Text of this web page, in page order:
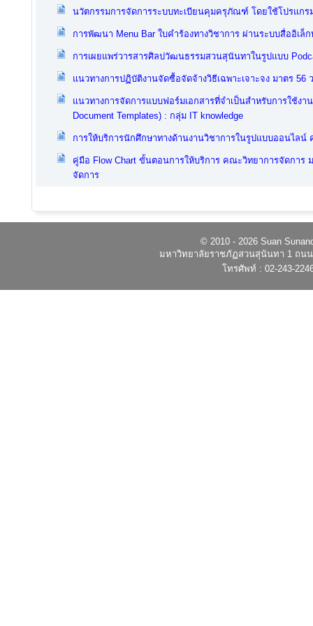
นวัตกรรมการจัดการระบบทะเบียนคุมครุภัณฑ์ โดยใช้โปรแกร
การพัฒนา Menu Bar ใบคำร้องทางวิชาการ ผ่านระบบสื่ออิเล็
การเผยแพร่วารสารศิลปวัฒนธรรมสวนสุนันทาในรูปแบบ
แนวทางการปฏิบัติงานจัดซื้อจัดจ้างวิธีเฉพาะเจาะจง มาตร
แนวทางการจัดการแบบฟอร์มเอกสารที่จำเป็นสำหรับการใช้
Document Templates) : กลุ่ม IT knowledge
การให้บริการนักศึกษาทางด้านงานวิชาการในรูปแบบออนไล
คู่มือ Flow Chart ขั้นตอนการให้บริการ คณะวิทยาการจัดกา
จัดการ
© 2010 - 2026 Suan
มหาวิทยาลัยราชภัฏสวนสุนันทา 1 ถนน
โทรศัพท์ : 02-243-